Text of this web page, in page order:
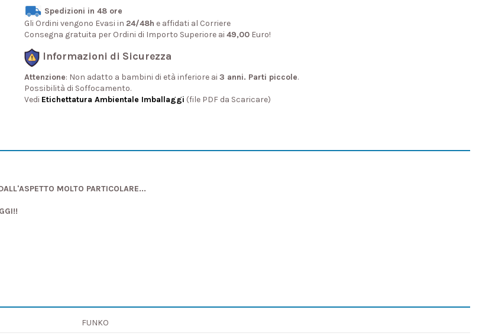
Spedizioni in 48 ore
Gli Ordini vengono Evasi in 24/48h e affidati al Corriere
Consegna gratuita per Ordini di Importo Superiore ai 49,00 Euro!
Informazioni di Sicurezza
Attenzione: Non adatto a bambini di età inferiore ai 3 anni. Parti piccole.
Possibilità di Soffocamento.
Vedi Etichettatura Ambientale Imballaggi (file PDF da Scaricare)
MOLTO PARTICOLARE...
FUNKO